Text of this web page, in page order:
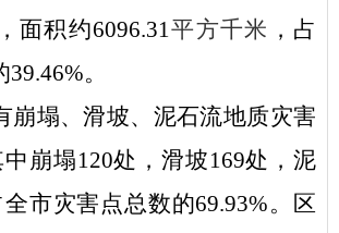
面积约6096.31平方千米 ，占
39.46%。
崩塌、滑坡、泥石流地质灾害
中崩塌120处，滑坡169处，泥
市灾害点总数的69.93%。区